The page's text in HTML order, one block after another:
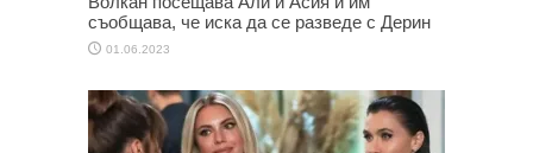
съобщава, че иска да се разведе с Дерин
01.06.2023